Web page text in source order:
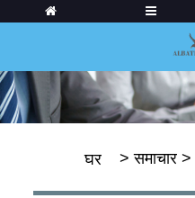
घर > समाचार >